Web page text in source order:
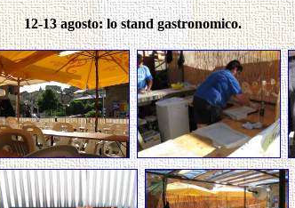
12-13 agosto: lo stand gastronomico.